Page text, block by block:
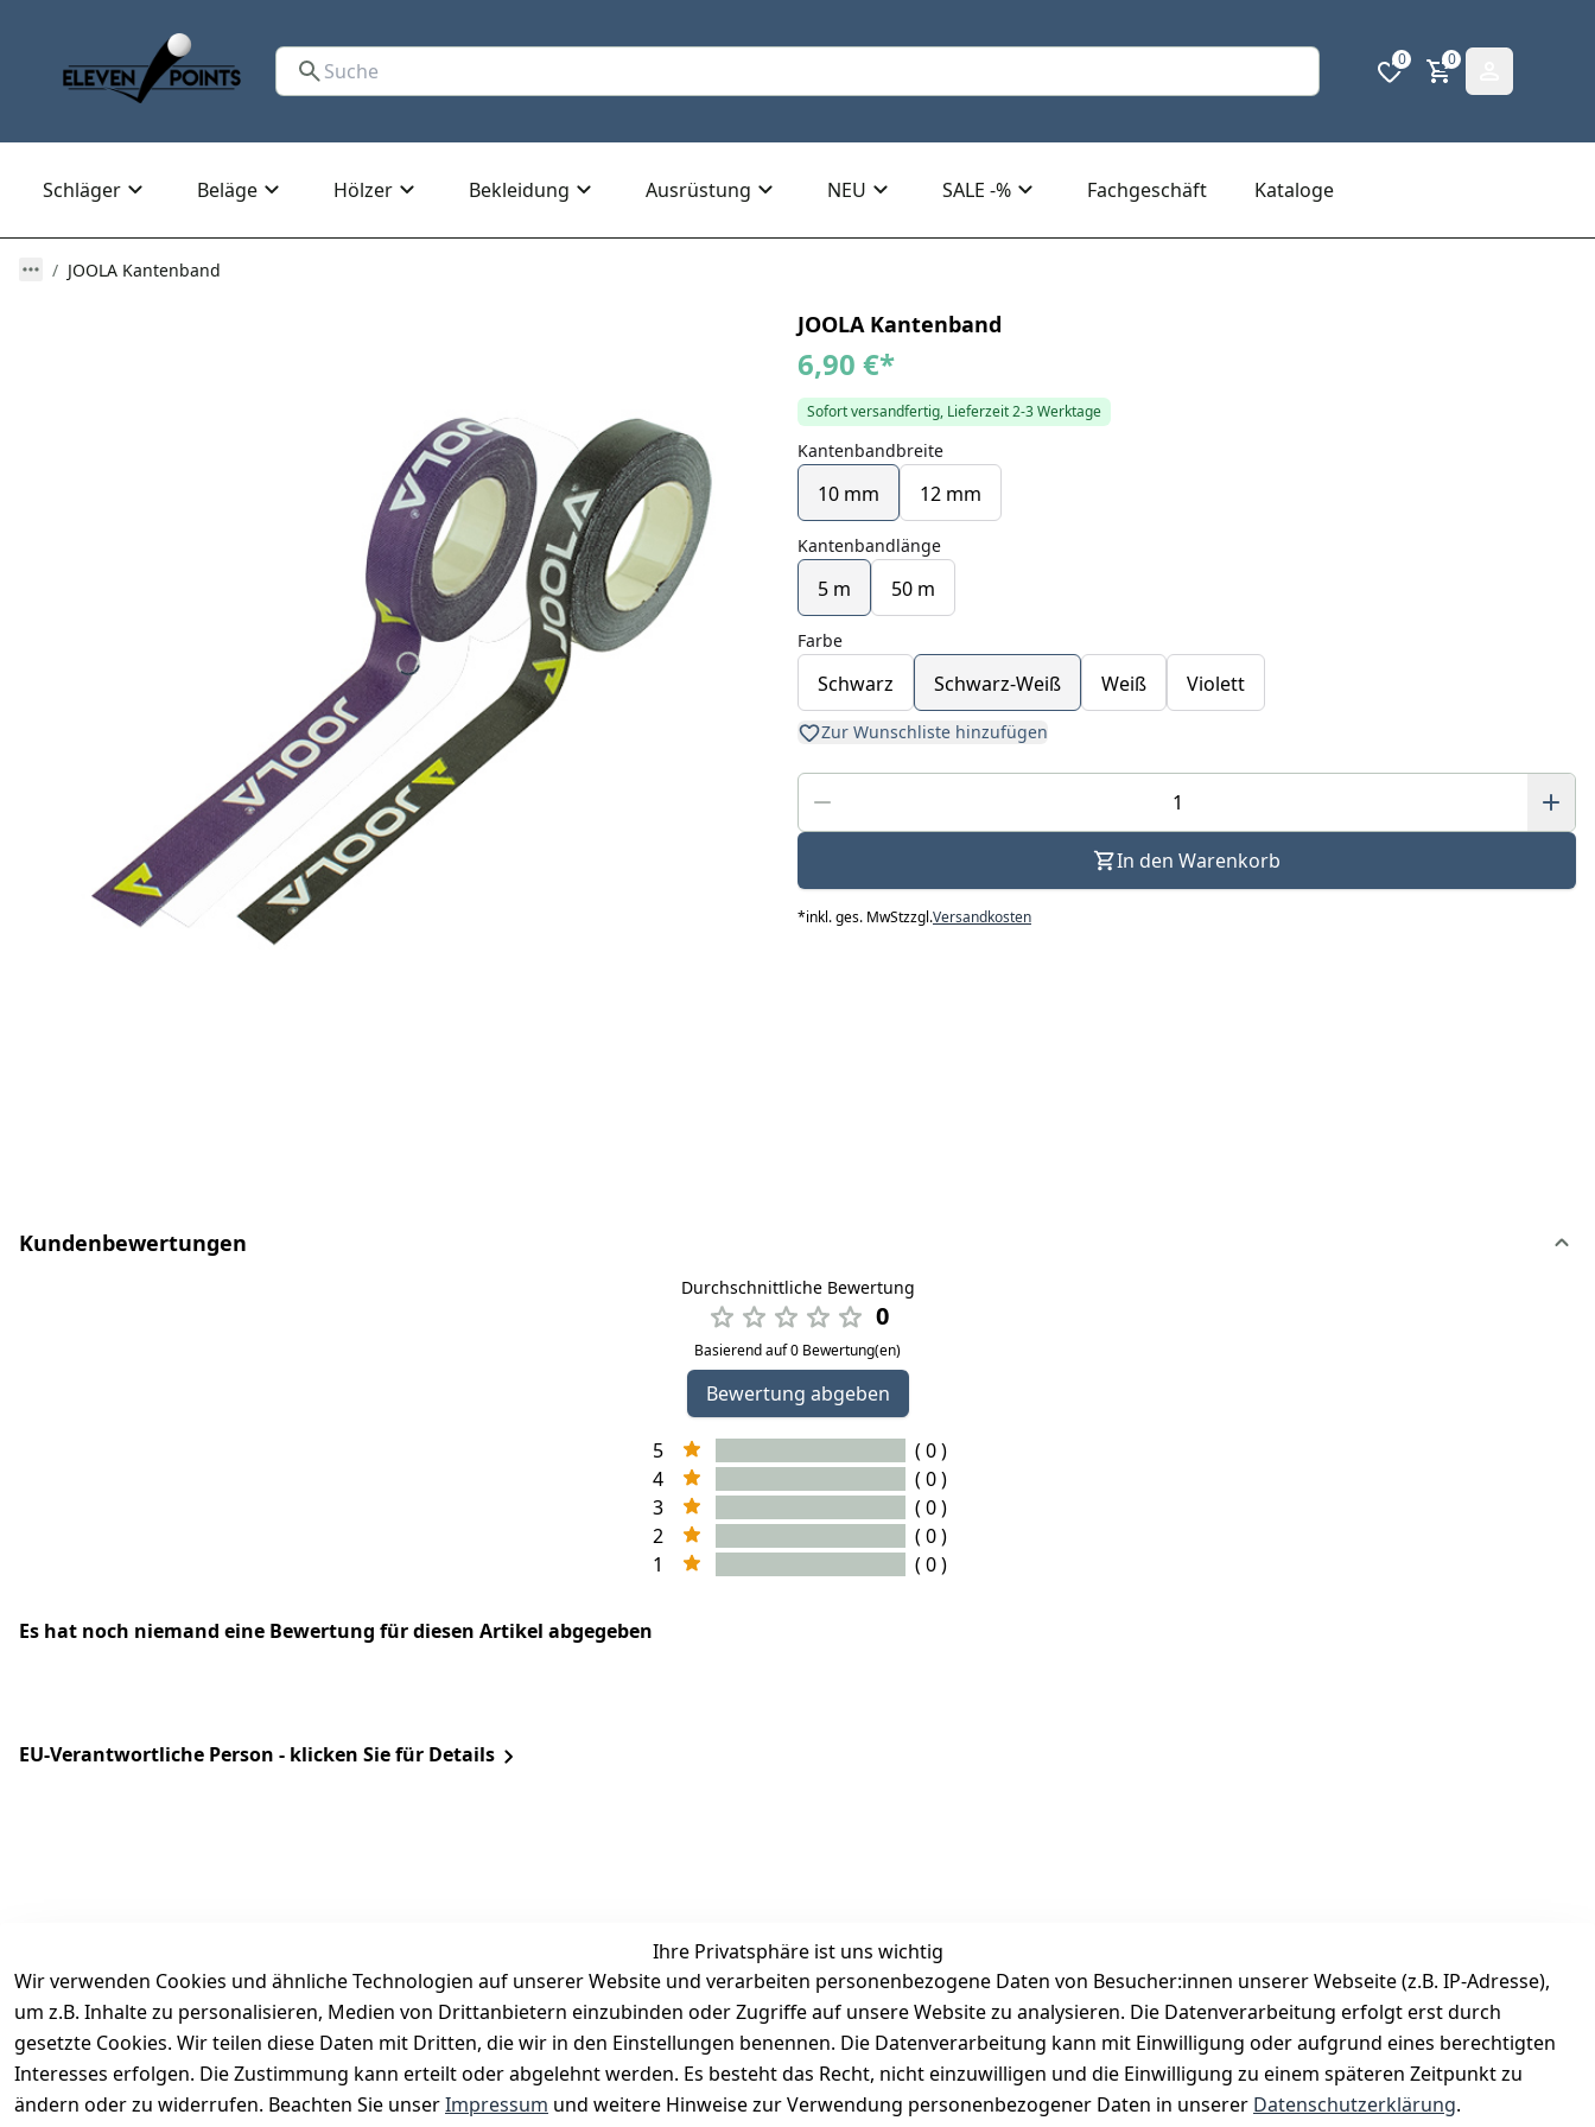
0 0
Schläger Beläge Hölzer Bekleidung Ausrüstung NEU SALE -% Fachgeschäft Kataloge
JOOLA Kantenband
JOOLA Kantenband
6,90 €*
Sofort versandfertig, Lieferzeit 2-3 Werktage
Kantenbandbreite
10 mm 12 mm
Kantenbandlänge
5 m 50 m
Farbe
Schwarz Schwarz-Weiß Weiß Violett
Zur Wunschliste hinzufügen
In den Warenkorb
*inkl. ges. MwStzzgl.Versandkosten
Kundenbewertungen
Durchschnittliche Bewertung
0
Basierend auf 0 Bewertung(en)
Bewertung abgeben
5
( 0 )
4
( 0 )
3
( 0 )
2
( 0 )
1
( 0 )
Es hat noch niemand eine Bewertung für diesen Artikel abgegeben
EU-Verantwortliche Person - klicken Sie für Details
Ihre Privatsphäre ist uns wichtig
Wir verwenden Cookies und ähnliche Technologien auf unserer Website und verarbeiten personenbezogene Daten von Besucher:innen unserer Webseite (z.B. IP-Adresse),
um z.B. Inhalte zu personalisieren, Medien von Drittanbietern einzubinden oder Zugriffe auf unsere Website zu analysieren. Die Datenverarbeitung erfolgt erst durch
gesetzte Cookies. Wir teilen diese Daten mit Dritten, die wir in den Einstellungen benennen. Die Datenverarbeitung kann mit Einwilligung oder aufgrund eines berechtigten
Interesses erfolgen. Die Zustimmung kann erteilt oder abgelehnt werden. Es besteht das Recht, nicht einzuwilligen und die Einwilligung zu einem späteren Zeitpunkt zu
ändern oder zu widerrufen. Beachten Sie unserImpressum und weitere Hinweise zur Verwendung personenbezogener Daten in unserer Datenschutzerklärung.
Rechtliches
AGB
Impressum
Services
Kontakt
Registrieren
Katalog
Zahlungsmöglichkeiten
Vorkasse
PayPal
Versanddienstleister
Österreichische Post